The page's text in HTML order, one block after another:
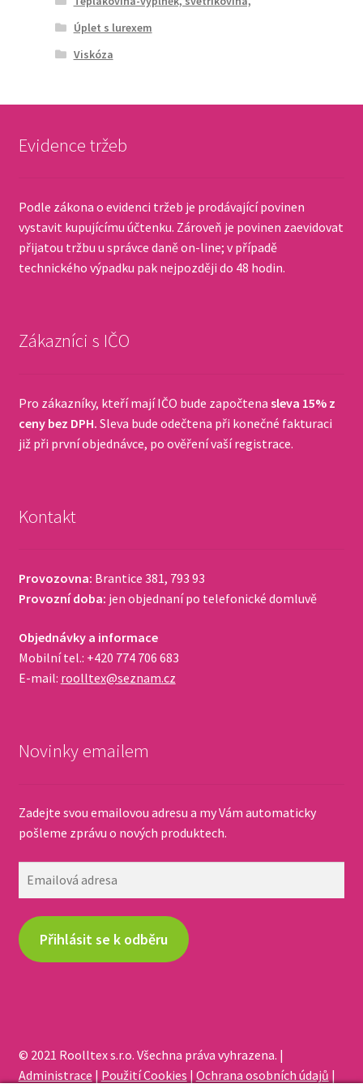
Úplet s lurexem
Viskóza
Evidence tržeb
Podle zákona o evidenci tržeb je prodávající povinen
vystavit kupujícímu účtenku. Zároveň je povinen zaevidovat
přijatou tržbu u správce daně on-line; v případě
technického výpadku pak nejpozději do 48 hodin.
Zákazníci s IČO
Pro zákazníky, kteří mají IČO bude započtena sleva 15% z
ceny bez DPH. Sleva bude odečtena při konečné fakturaci
již při první objednávce, po ověření vaší registrace.
Kontakt
Provozovna: Brantice 381, 793 93
Provozní doba: jen objednaní po telefonické domluvě
Objednávky a informace
Mobilní tel.: +420 774 706 683
E-mail: roolltex@seznam.cz
Novinky emailem
Zadejte svou emailovou adresu a my Vám automaticky
pošleme zprávu o nových produktech.
Přihlásit se k odběru
© 2021 Roolltex s.r.o. Všechna práva vyhrazena. |
Administrace | Použití Cookies | Ochrana osobních údajů |